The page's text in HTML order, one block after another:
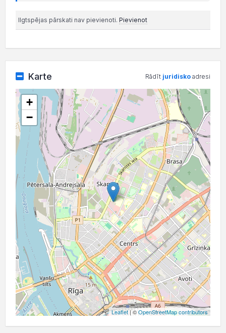
Ilgtspējas pārskati nav pievienoti. Pievienot
Karte Rādīt juridisko adresi
+
−
Leaflet| ©OpenStreetMap contributors